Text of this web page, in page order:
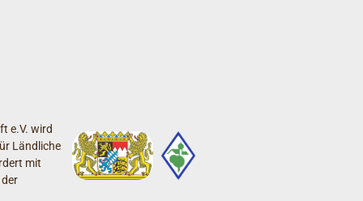
e.V. wird
Ländliche
mit